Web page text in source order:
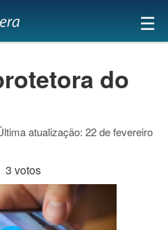
×
☰
do
atualização: 22 de fevereiro
3 votos